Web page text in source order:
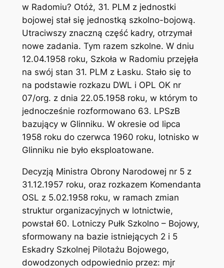
w Radomiu? Otóż, 31. PLM z jednostki
bojowej stał się jednostką szkolno-bojową.
Utraciwszy znaczną część kadry, otrzymał
nowe zadania. Tym razem szkolne. W dniu
12.04.1958 roku, Szkoła w Radomiu przejęła
na swój stan 31. PLM z Łasku. Stało się to
na podstawie rozkazu DWL i OPL OK nr
07/org. z dnia 22.05.1958 roku, w którym to
jednocześnie rozformowano 63. LPSzB
bazujący w Glinniku. W okresie od lipca
1958 roku do czerwca 1960 roku, lotnisko w
Glinniku nie było eksploatowane.
Decyzją Ministra Obrony Narodowej nr 5 z
31.12.1957 roku, oraz rozkazem Komendanta
OSL z 5.02.1958 roku, w ramach zmian
struktur organizacyjnych w lotnictwie,
powstał 60. Lotniczy Pułk Szkolno – Bojowy,
sformowany na bazie istniejących 2 i 5
Eskadry Szkolnej Pilotażu Bojowego,
dowodzonych odpowiednio przez: mjr